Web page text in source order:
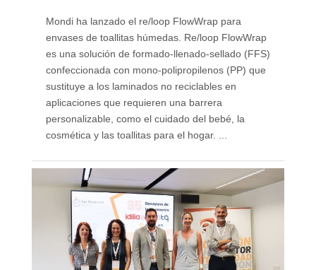
Mondi ha lanzado el re/loop FlowWrap para
envases de toallitas húmedas. Re/loop FlowWrap
es una solución de formado‑llenado‑sellado (FFS)
confeccionada con mono-polipropilenos (PP) que
sustituye a los laminados no reciclables en
aplicaciones que requieren una barrera
personalizable, como el cuidado del bebé, la
cosmética y las toallitas para el hogar. ...